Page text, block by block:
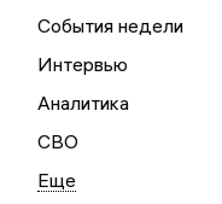
События недели
Интервью
Аналитика
СВО